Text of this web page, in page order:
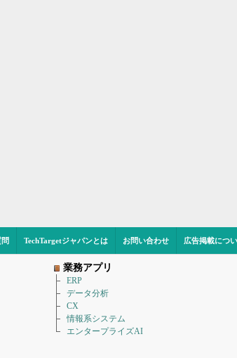
TechTargetジャパンとは お問い合わせ 広告掲載につ
業務アプリ
ERP
データ分析
CX
情報系システム
エンタープライズAI